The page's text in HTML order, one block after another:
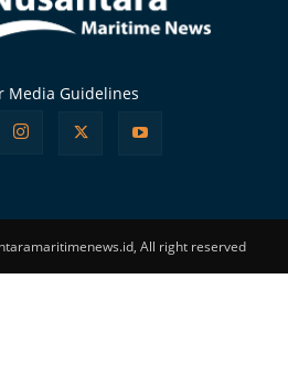
Media Guidelines
All right reserved